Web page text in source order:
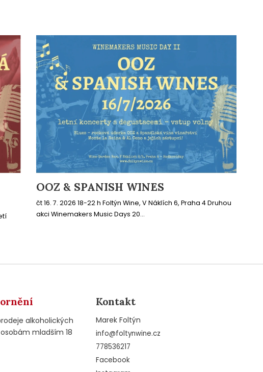
OOZ & SPANISH WINES
čt 16. 7. 2026 18-22 h Foltýn Wine, V Náklích 6, Praha 4 Druhou
akci Winemakers Music Days 20...
alkoholických
mladším 18
Kontakt
Marek Foltýn
info@foltynwine.cz
778536217
Facebook